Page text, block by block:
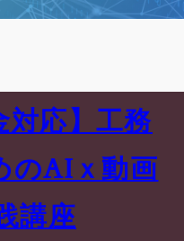
対応】工務
のAIｘ動画
講座